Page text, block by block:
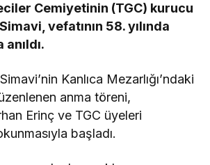
Cemiyetinin (TGC) kurucu
vefatının 58. yılında
anıldı.
Kanlıca Mezarlığı’ndaki
anma töreni,
Erinç ve TGC üyeleri
başladı.